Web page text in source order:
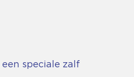
speciale zalf